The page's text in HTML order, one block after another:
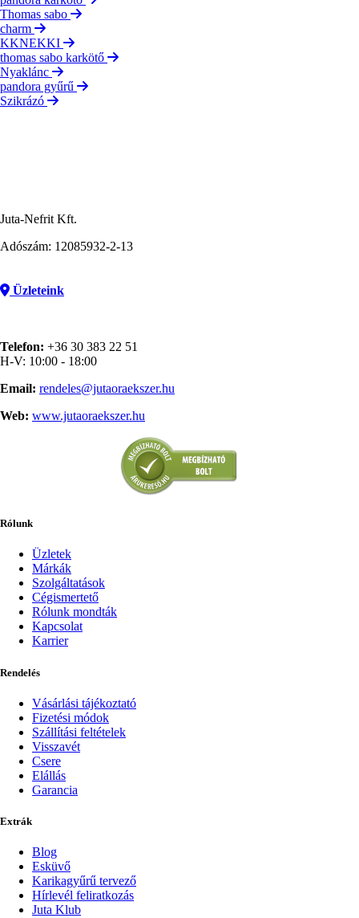
Thomas sabo
charm
KKNEKKI
thomas sabo karkötő
Nyaklánc
pandora gyűrű
Szikrázó
Juta-Nefrit Kft.
Adószám: 12085932-2-13
Üzleteink
Telefon: +36 30 383 22 51
H-V: 10:00 - 18:00
Email: rendeles@jutaoraekszer.hu
Web: www.jutaoraekszer.hu
Rólunk
Üzletek
Márkák
Szolgáltatások
Cégismertető
Rólunk mondták
Kapcsolat
Karrier
Rendelés
Vásárlási tájékoztató
Fizetési módok
Szállítási feltételek
Visszavét
Csere
Elállás
Garancia
Extrák
Blog
Esküvő
Karikagyűrű tervező
Hírlevél feliratkozás
Juta Klub